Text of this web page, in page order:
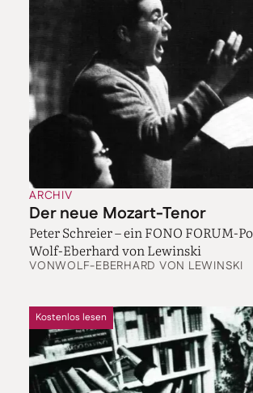
ARCHIV
Der neue Mozart-Tenor
Peter Schreier – ein FONO FORUM-
Wolf-Eberhard von Lewinski
VONWOLF-EBERHARD VON LEWINSKI
Kostenlos lesen